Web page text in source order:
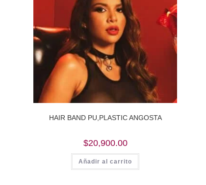
HAIR BAND PU,PLASTIC ANGOSTA
$20,900.00
Añadir al carrito